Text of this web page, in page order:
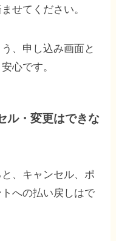
せてください。
、申し込み画面と
心です。
ル・変更はできな
、キャンセル、ポ
への払い戻しはで